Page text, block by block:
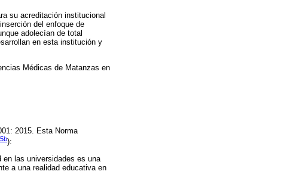
su acreditación institucional
del enfoque de
adolecían de total
en esta institución y
Médicas de Matanzas en
2015. Esta Norma
):
las universidades es una
a una realidad educativa en